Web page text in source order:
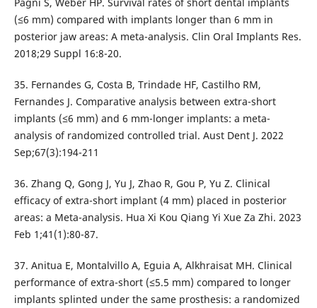
(≤6 mm) compared with implants longer than 6 mm in
posterior jaw areas: A meta-analysis. Clin Oral Implants Res.
2018;29 Suppl 16:8-20.
35. Fernandes G, Costa B, Trindade HF, Castilho RM,
Fernandes J. Comparative analysis between extra-short
implants (≤6 mm) and 6 mm-longer implants: a meta-
analysis of randomized controlled trial. Aust Dent J. 2022
Sep;67(3):194-211
36. Zhang Q, Gong J, Yu J, Zhao R, Gou P, Yu Z. Clinical
efficacy of extra-short implant (4 mm) placed in posterior
areas: a Meta-analysis. Hua Xi Kou Qiang Yi Xue Za Zhi. 2023
Feb 1;41(1):80-87.
37. Anitua E, Montalvillo A, Eguia A, Alkhraisat MH. Clinical
performance of extra-short (≤5.5 mm) compared to longer
implants splinted under the same prosthesis: a randomized